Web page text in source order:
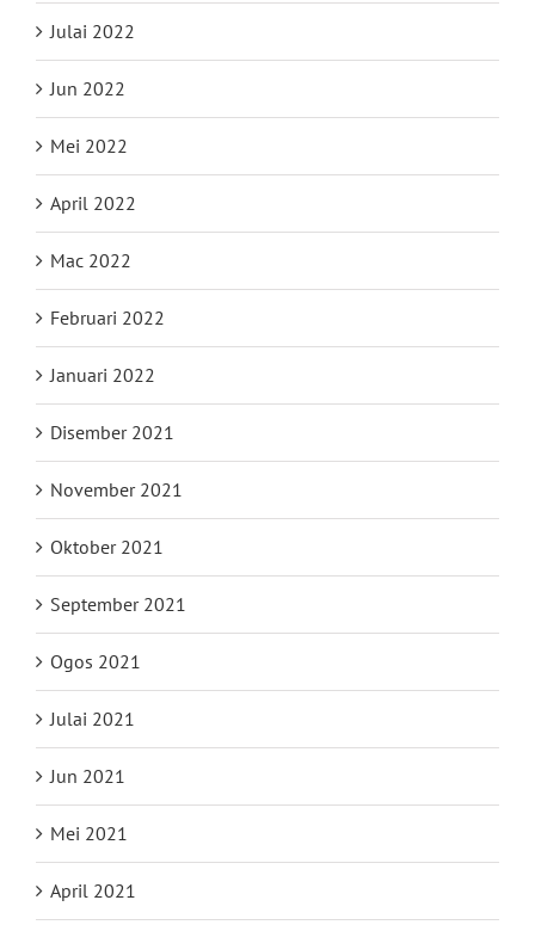
Julai 2022
Jun 2022
Mei 2022
April 2022
Mac 2022
Februari 2022
Januari 2022
Disember 2021
November 2021
Oktober 2021
September 2021
Ogos 2021
Julai 2021
Jun 2021
Mei 2021
April 2021